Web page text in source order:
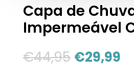
Capa de
Impermeável
€44,95 €29,99